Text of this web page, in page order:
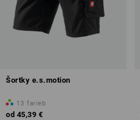
Šortky e.s.motion
13 farieb
od 45,39 €